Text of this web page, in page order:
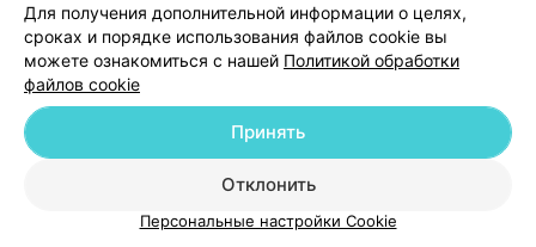
© 2026 ООО «Артокс Лаб», УНП 191700409
| 220012, Республика Беларусь,
г. Минск, улица Толбухина, 2, пом. 16 | help@103.by
Служба поддержки +375 291212755
Для получения дополнительной информации о целях,
сроках и порядке использования файлов cookie вы
можете ознакомиться с нашей Политикой обработки
файлов cookie
Отклонить
Принять
Персональные настройки Cookie